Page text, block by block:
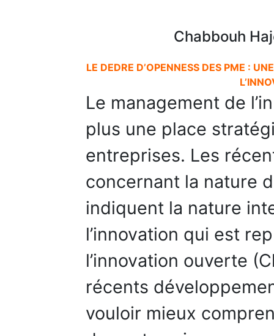
Chabbouh
LE DEDRE D’OPENNESS DES PME :
Le management de
plus une place
entreprises. Les
concernant la nature
indiquent la nature
l’innovation qui est
l’innovation ouverte
récents
vouloir mieux